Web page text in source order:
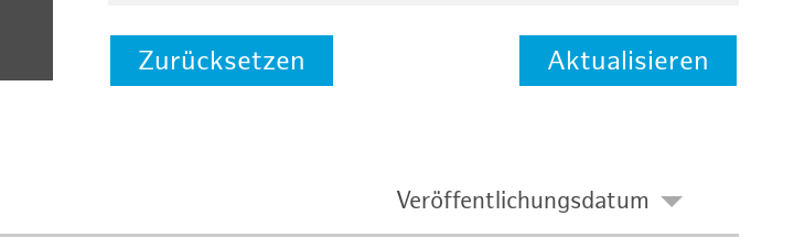
Zurücksetzen Aktualisieren
Veröffentlichungsdatum